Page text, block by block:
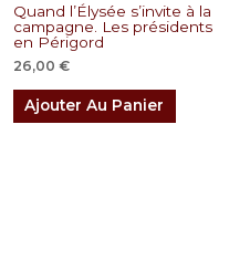
Quand l’Élysée s’invite à la
campagne. Les présidents
en Périgord
26,00 €
Ajouter Au Panier